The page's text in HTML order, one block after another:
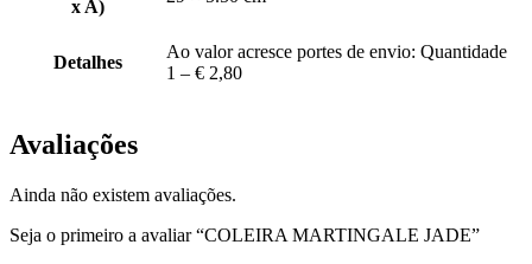
x A)
Detalhes
Ao valor acresce portes de envio: Quantidade
1 – € 2,80
Avaliações
Ainda não existem avaliações.
Seja o primeiro a avaliar “COLEIRA MARTINGALE JADE”